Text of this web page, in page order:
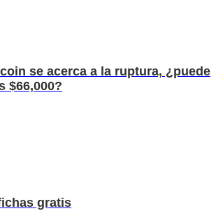
se acerca a la ruptura, ¿puede
$66,000?
gratis